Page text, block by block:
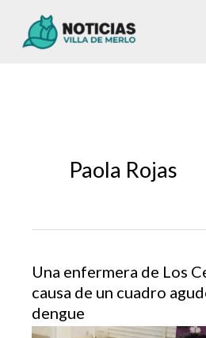
Paola Rojas
Una enfermera de Los
causa de un cuadro
dengue